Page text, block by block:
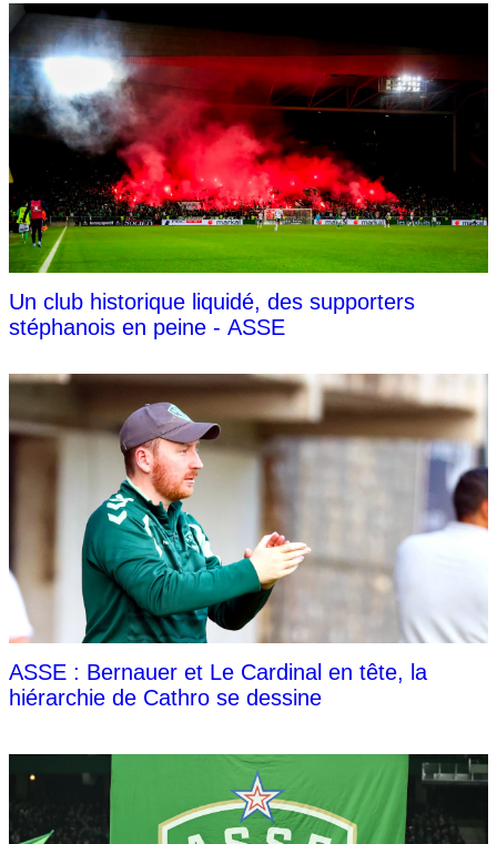
Un club historique liquidé, des supporters
stéphanois en peine - ASSE
ASSE : Bernauer et Le Cardinal en tête, la
hiérarchie de Cathro se dessine